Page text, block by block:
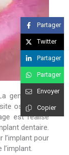
gencive est
osseux où
est réalisé
dentaire.
l’implant pour
Partager
Twitter
Partager
Partager
Envoyer
Copier